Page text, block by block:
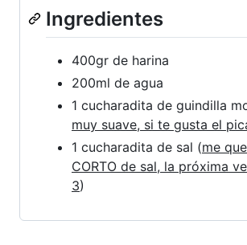
Ingredientes
400gr de harina
200ml de agua
1 cucharadita de guindilla
muy suave, si te gusta el
1 cucharadita de sal (me
CORTO de sal, la próxima
3)